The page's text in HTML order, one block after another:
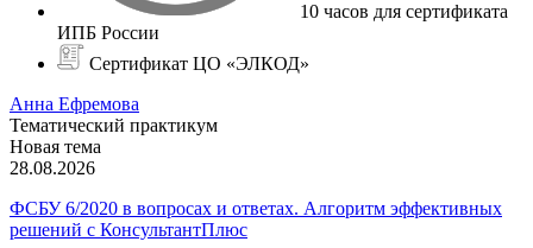
10 часов для сертификата
ИПБ России
Сертификат ЦО «ЭЛКОД»
Анна Ефремова
Тематический практикум
Новая тема
28.08.2026
ФСБУ 6/2020 в вопросах и ответах. Алгоритм эффективных
решений с КонсультантПлюс